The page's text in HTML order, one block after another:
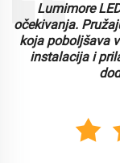
Rad s
neonska
Cijenimo
pojednostavilo